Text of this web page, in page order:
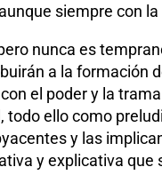
siempre con
nunca es
a la formación
el poder y la
ello como
y las
y explicativa que